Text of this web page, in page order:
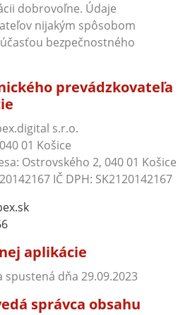
dobrovoľne. Údaje
nijakým spôsobom
bezpečnostného
prevádzkovateľa
s.r.o.
01 Košice
Ostrovského 2, 040 01 Košice
IČ DPH: SK2120142167
aplikácie
dňa 29.09.2023
správca obsahu